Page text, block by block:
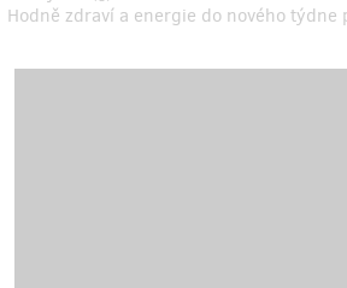
Hodně zdraví a energie do nového týdne